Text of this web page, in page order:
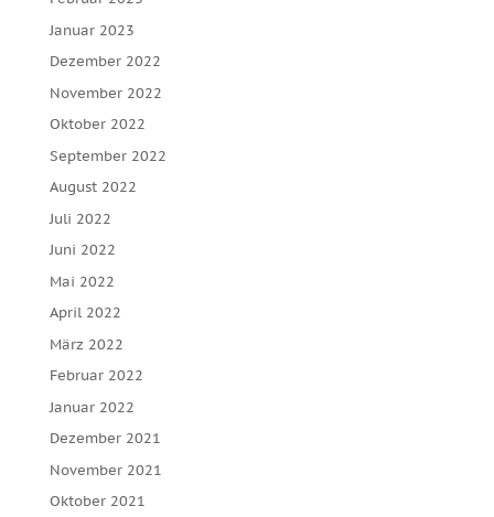
Januar 2023
Dezember 2022
November 2022
Oktober 2022
September 2022
August 2022
Juli 2022
Juni 2022
Mai 2022
April 2022
März 2022
Februar 2022
Januar 2022
Dezember 2021
November 2021
Oktober 2021